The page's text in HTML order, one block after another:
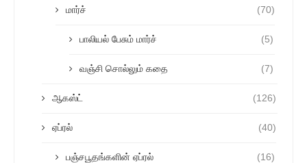
மார்ச் (70)
பாலியல் பேசும் மார்ச் (5)
வஞ்சி சொல்லும் கதை (7)
ஆகஸ்ட் (126)
ஏப்ரல் (40)
பஞ்சபூதங்களின் ஏப்ரல் (16)